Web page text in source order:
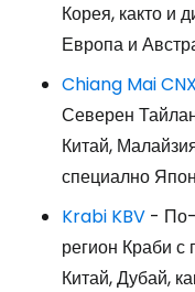
Корея, както и
Европа и
Chiang Mai CNX
Северен
Китай,
специално
Krabi KBV - По-
регион Краби с
Китай, Дубай,